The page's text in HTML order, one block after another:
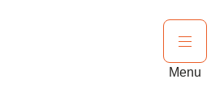
Open
Menu